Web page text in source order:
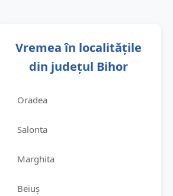
Vremea în localitățile
din județul Bihor
Oradea
Salonta
Marghita
Beiuș